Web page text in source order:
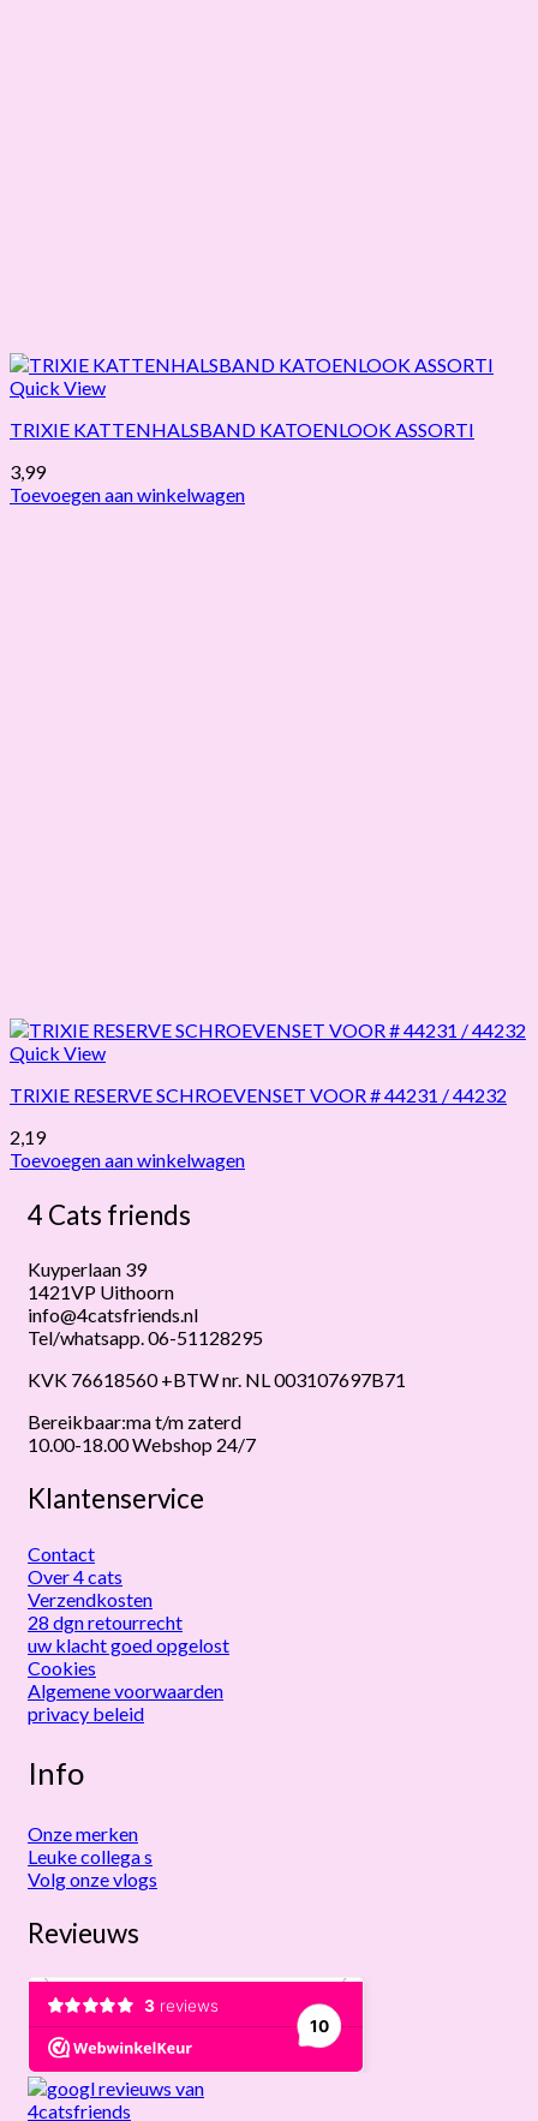
Quick View
TRIXIE KATTENHALSBAND KATOENLOOK ASSORTI
3,99
Toevoegen aan winkelwagen
Quick View
TRIXIE RESERVE SCHROEVENSET VOOR # 44231 / 44232
2,19
Toevoegen aan winkelwagen
4 Cats friends
Kuyperlaan 39
1421VP Uithoorn
info@4catsfriends.nl
Tel/whatsapp. 06-51128295
KVK 76618560 +BTW nr. NL 003107697B71
Bereikbaar:ma t/m zaterd
10.00-18.00 Webshop 24/7
Klantenservice
Contact
Over 4 cats
Verzendkosten
28 dgn retourrecht
uw klacht goed opgelost
Cookies
Algemene voorwaarden
privacy beleid
Info
Onze merken
Leuke collega s
Volg onze vlogs
Revieuws